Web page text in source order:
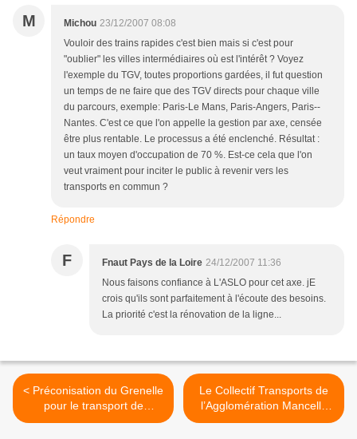
M Michou 23/12/2007 08:08
Vouloir des trains rapides c'est bien mais si c'est pour
"oublier" les villes intermédiaires où est l'intérêt ? Voyez
l'exemple du TGV, toutes proportions gardées, il fut question
un temps de ne faire que des TGV directs pour chaque ville
du parcours, exemple: Paris-Le Mans, Paris-Angers, Paris--
Nantes. C'est ce que l'on appelle la gestion par axe, censée
être plus rentable. Le processus a été enclenché. Résultat :
un taux moyen d'occupation de 70 %. Est-ce cela que l'on
veut vraiment pour inciter le public à revenir vers les
transports en commun ?
Répondre
F Fnaut Pays de la Loire 24/12/2007 11:36
Nous faisons confiance à L'ASLO pour cet axe. jE
crois qu'ils sont parfaitement à l'écoute des besoins.
La priorité c'est la rénovation de la ligne...
< Préconisation du Grenelle
pour le transport de
voyageurs, non aérien (3)
Le Collectif Transports de
l’Agglomération Mancelle
lance le chantier de la